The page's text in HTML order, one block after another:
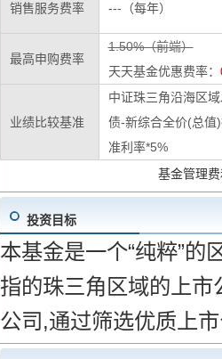
销售服务费率 ---（每年）
最高申购费率
1.50%（前端）
天天基金优惠费率：
业绩比较基准
中证珠三角沿海区
债-新综合全价(总值
准利率*5%
基金管理
投资目标
本基金是一个“纯粹”
指的珠三角区域的上
公司,通过筛选优质上